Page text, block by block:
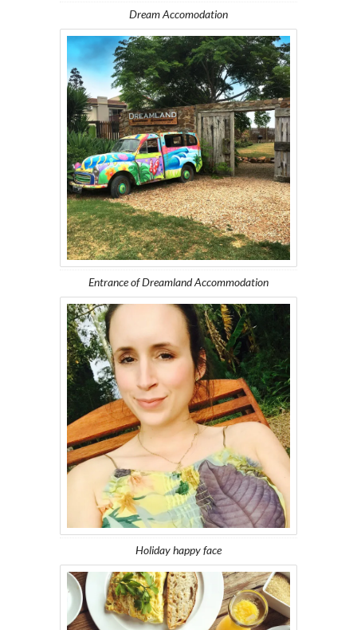
Dream Accomodation
Entrance of Dreamland Accommodation
Holiday happy face